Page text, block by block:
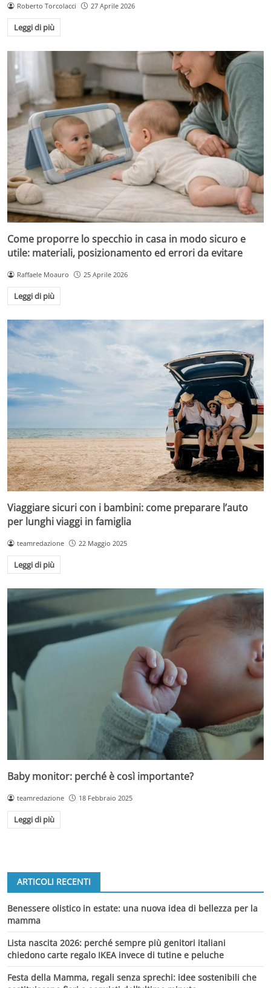
Roberto Torcolacci 27 Aprile 2026
Leggi di più
Come proporre lo specchio in casa in modo sicuro e
utile: materiali, posizionamento ed errori da evitare
Raffaele Moauro 25 Aprile 2026
Leggi di più
Viaggiare sicuri con i bambini: come preparare l’auto
per lunghi viaggi in famiglia
teamredazione 22 Maggio 2025
Leggi di più
Baby monitor: perché è così importante?
teamredazione 18 Febbraio 2025
Leggi di più
ARTICOLI RECENTI
Benessere olistico in estate: una nuova idea di bellezza per la
mamma
Lista nascita 2026: perché sempre più genitori italiani
chiedono carte regalo IKEA invece di tutine e peluche
Festa della Mamma, regali senza sprechi: idee sostenibili che